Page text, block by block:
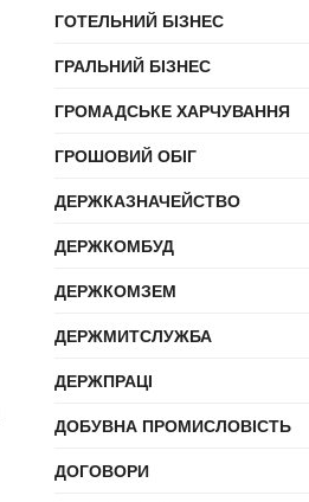
ГОТЕЛЬНИЙ БІЗНЕС
ГРАЛЬНИЙ БІЗНЕС
ГРОМАДСЬКЕ ХАРЧУВАННЯ
ГРОШОВИЙ ОБІГ
ДЕРЖКАЗНАЧЕЙСТВО
ДЕРЖКОМБУД
ДЕРЖКОМЗЕМ
ДЕРЖМИТСЛУЖБА
ДЕРЖПРАЦІ
ДОБУВНА ПРОМИСЛОВІСТЬ
ДОГОВОРИ